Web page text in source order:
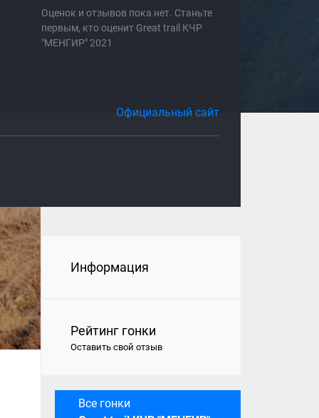
Оценок и отзывов пока нет. Станьте
первым, кто оценит Great trail КЧР
"МЕНГИР" 2021
Официальный сайт
Информация
Рейтинг гонки
Оставить свой отзыв
Все гонки